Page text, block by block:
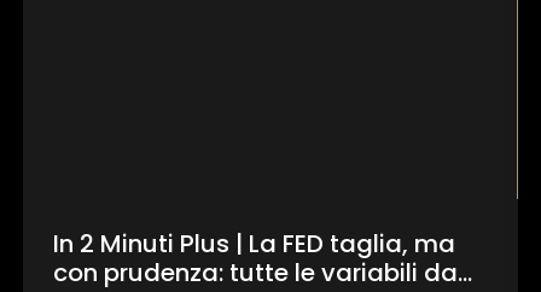
In 2 Minuti Plus | La FED taglia, ma
con prudenza: tutte le variabili da